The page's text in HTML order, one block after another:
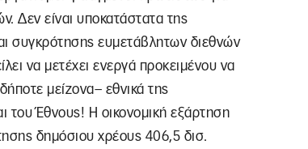
Δεν είναι υποκατάστατα της
συγκρότησης ευμετάβλητων διεθνών
να μετέχει ενεργά προκειμένου να
μείζονα– εθνικά της
του Έθνους! Η οικονομική εξάρτηση
δημόσιου χρέους 406,5 δισ.